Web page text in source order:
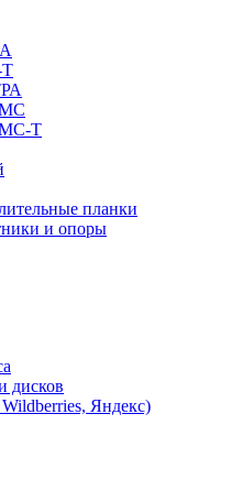
МС-Т
планки
и опоры
дисков
Яндекс)